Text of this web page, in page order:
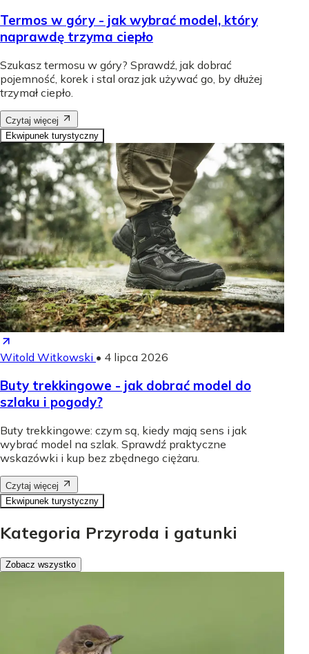
Termos w góry - jak wybrać model, który
naprawdę trzyma ciepło
Szukasz termosu w góry? Sprawdź, jak dobrać
pojemność, korek i stal oraz jak używać go, by dłużej
trzymał ciepło.
Czytaj więcej
Ekwipunek turystyczny
Witold Witkowski • 4 lipca 2026
Buty trekkingowe - jak dobrać model do
szlaku i pogody?
Buty trekkingowe: czym są, kiedy mają sens i jak
wybrać model na szlak. Sprawdź praktyczne
wskazówki i kup bez zbędnego ciężaru.
Czytaj więcej
Ekwipunek turystyczny
Kategoria Przyroda i gatunki
Zobacz wszystko